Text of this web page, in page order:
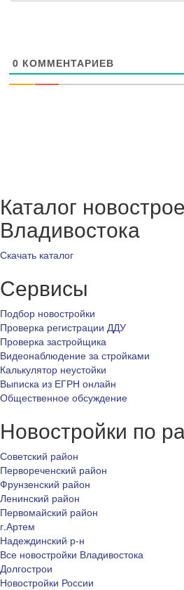
0 КОММЕНТАРИЕВ
Каталог
Владивостока
Скачать каталог
Сервисы
Подбор новостройки
Проверка регистрации ДДУ
Проверка застройщика
Видеонаблюдение за стройками
Калькулятор неустойки
Выписка из ЕГРН онлайн
Общественное обсуждение
Новостройки по
Советский район
Первореченский район
Фрунзенский район
Ленинский район
Первомайский район
г.Артем
Надеждинский р-н
Все новостройки Владивостока
Долгострои
Новостройки России